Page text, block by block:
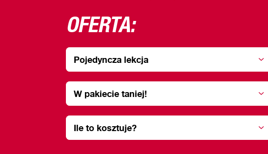
OFERTA:
Pojedyncza lekcja
W pakiecie taniej!
Ile to kosztuje?